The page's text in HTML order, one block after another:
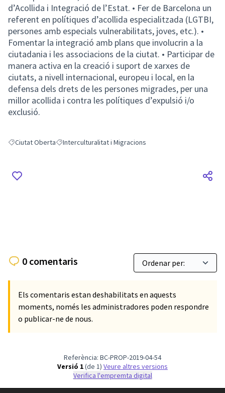
d’Acollida i Integració de l’Estat. • Fer de Barcelona un
referent en polítiques d’acollida especialitzada (LGTBI,
persones amb especials vulnerabilitats, joves, etc.). •
Fomentar la integració amb plans que involucrin a la
ciutadania i les associacions de la ciutat. • Participar de
manera activa en la creació i suport de xarxes de
ciutats, a nivell internacional, europeu i local, en la
defensa dels drets de les persones migrades, per una
millor acollida i contra les polítiques d’expulsió i/o
exclusió.
Resultats en filtrar per: Ciutat Oberta
Ciutat ObertaResultats en filtrar per: Interculturalitat i Migracions
Interculturalitat i Migracions
0 comentaris
Els comentaris estan deshabilitats en aquests
moments, només les administradores poden respondre
o publicar-ne de nous.
Referència: BC-PROP-2019-04-54
Versió 1(de 1)
veure altres versions
Verifica l'empremta digital